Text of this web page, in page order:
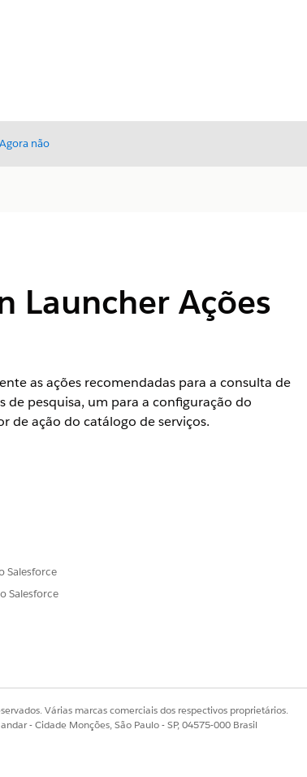
Agora não
Launcher Ações
as ações recomendadas para a consulta de
de pesquisa, um para a configuração do
de ação do catálogo de serviços.
necessários
de ação com uma implantação.
serviços
de ação com um catálogo de serviços.
Salesforce
Salesforce
Várias marcas comerciais dos respectivos proprietários.
- Cidade Monções, São Paulo - SP, 04575-000 Brasil